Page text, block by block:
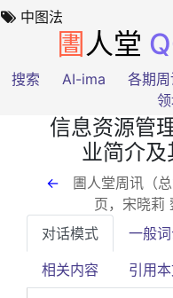
中图法
圕 人堂
搜索 AI-ima 各期
信息资源管
业简介
←
圕人堂周讯（
页 ，宋晓莉
对话模式
一般
相关内容 引用